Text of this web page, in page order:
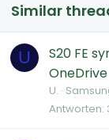
Similar
U
S20 FE
OneDrive
U.
Antworten